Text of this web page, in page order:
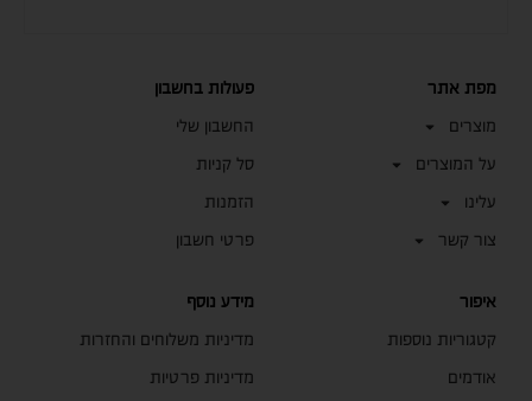
מפת אתר
מוצרים
על המוצרים
עלינו
צור קשר
פעולות בחשבון
החשבון שלי
סל קניות
הזמנות
פרטי חשבון
איפור
קטגוריות נוספות
אודמים
מידע נוסף
מדיניות משלוחים והחזרות
מדיניות פרטיות